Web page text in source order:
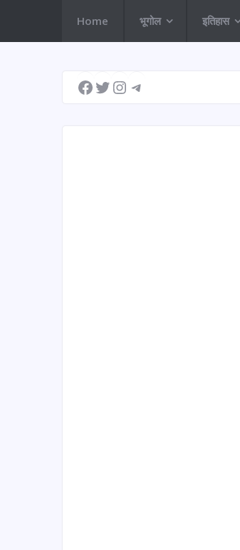
Home भूगोल इतिहास
Facebook
TwitterInstagram